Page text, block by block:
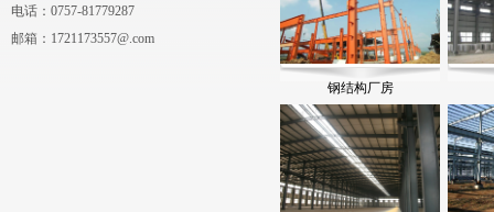
电话：0757-81779287
邮箱： 1721173557@.com
钢结构厂房